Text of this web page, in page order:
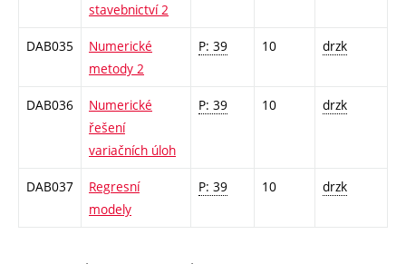
stavebnictví 2
DAB035
Numerické
metody 2
P: 39 10 drzk
DAB036
Numerické
řešení
variačních úloh
P: 39 10 drzk
DAB037
Regresní
modely
P: 39 10 drzk